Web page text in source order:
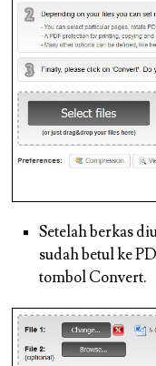
Setelah berkas
sudah betul ke
tombol Convert.